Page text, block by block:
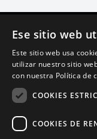
Ese sitio web
Este sitio web usa
utilizar nuestro sitio
con nuestra Política de
COOKIES
COOKIES DE